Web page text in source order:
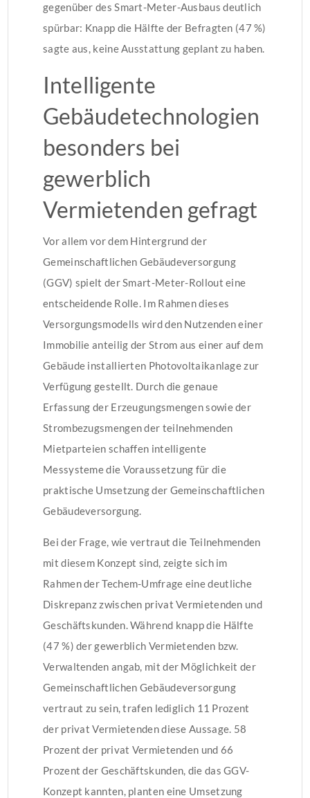
gegenüber des Smart-Meter-Ausbaus deutlich
spürbar: Knapp die Hälfte der Befragten (47 %)
sagte aus, keine Ausstattung geplant zu haben.
Intelligente
Gebäudetechnologien
besonders bei
gewerblich
Vermietenden gefragt
Vor allem vor dem Hintergrund der
Gemeinschaftlichen Gebäudeversorgung
(GGV) spielt der Smart-Meter-Rollout eine
entscheidende Rolle. Im Rahmen dieses
Versorgungsmodells wird den Nutzenden einer
Immobilie anteilig der Strom aus einer auf dem
Gebäude installierten Photovoltaikanlage zur
Verfügung gestellt. Durch die genaue
Erfassung der Erzeugungsmengen sowie der
Strombezugsmengen der teilnehmenden
Mietparteien schaffen intelligente
Messysteme die Voraussetzung für die
praktische Umsetzung der Gemeinschaftlichen
Gebäudeversorgung.
Bei der Frage, wie vertraut die Teilnehmenden
mit diesem Konzept sind, zeigte sich im
Rahmen der Techem-Umfrage eine deutliche
Diskrepanz zwischen privat Vermietenden und
Geschäftskunden. Während knapp die Hälfte
(47 %) der gewerblich Vermietenden bzw.
Verwaltenden angab, mit der Möglichkeit der
Gemeinschaftlichen Gebäudeversorgung
vertraut zu sein, trafen lediglich 11 Prozent
der privat Vermietenden diese Aussage. 58
Prozent der privat Vermietenden und 66
Prozent der Geschäftskunden, die das GGV-
Konzept kannten, planten eine Umsetzung